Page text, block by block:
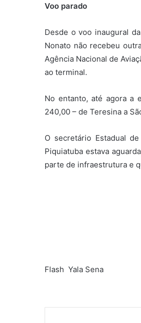
Voo parado
Desde o voo inaugural
Nonato não recebeu
Agência Nacional de
ao terminal.
No entanto, até agora a
240,00 – de Teresina a
O secretário Estadual
Piquiatuba estava
parte de infraestrutura e
Flash Yala Sena